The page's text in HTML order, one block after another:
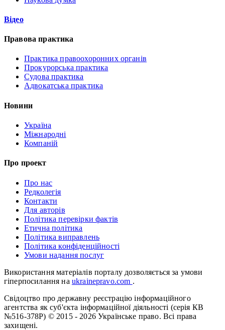
Відео
Правова практика
Практика правоохоронних органів
Прокурорська практика
Судова практика
Адвокатська практика
Новини
Україна
Міжнародні
Компаній
Про проект
Про нас
Редколегія
Контакти
Для авторів
Політика перевірки фактів
Етична політика
Політика виправлень
Політика конфіденційності
Умови надання послуг
Використання матеріалів порталу дозволяється за умови
гіперпосилання на ukrainepravo.com .
Свідоцтво про державну реєстрацію інформаційного
агентства як суб'єкта інформаційної діяльності (серія КВ
№516-378Р) © 2015 - 2026 Українське право. Всі права
захищені.